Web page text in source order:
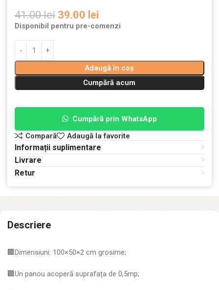
41.00lei 39.00 lei
Disponibil pentru pre-comenzi
Adaugă în coș
Cumpără acum
Cumpără prin WhatsApp
Compară
Adaugă la favorite
Informații suplimentare
Livrare
Retur
Descriere
🏢Dimensiuni: 100×50×2 cm grosime;
🏢Un panou acoperă suprafața de 0,5mp;